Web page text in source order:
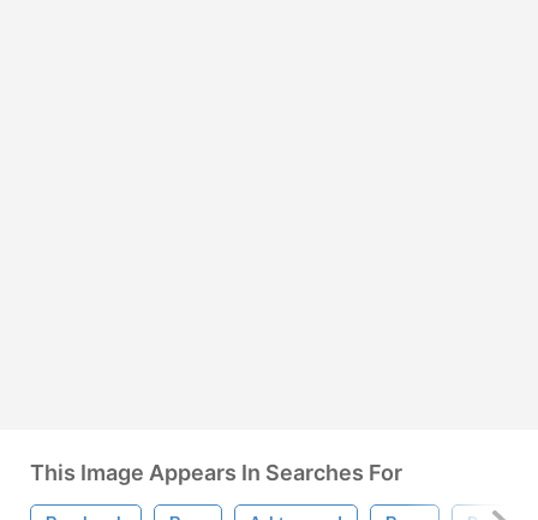
This Image Appears In Searches For